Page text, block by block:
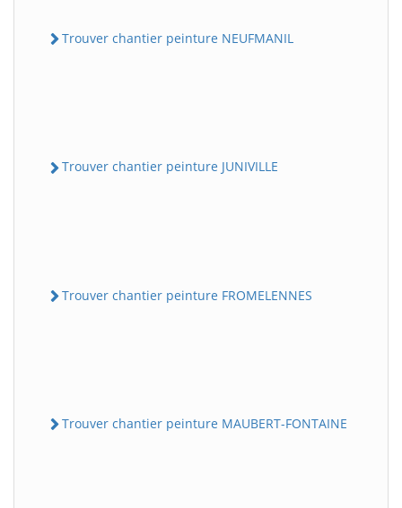
Trouver chantier peinture NEUFMANIL
Trouver chantier peinture JUNIVILLE
Trouver chantier peinture FROMELENNES
Trouver chantier peinture MAUBERT-FONTAINE